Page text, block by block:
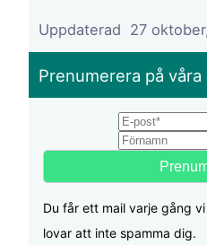
27
Prenumerera på
Du får ett mail varje gång
lovar att inte spamma dig.